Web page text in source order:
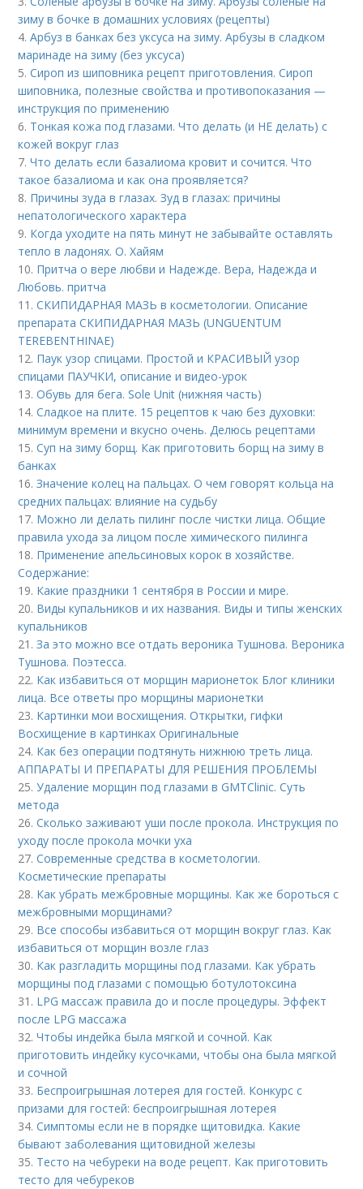
зиму в бочке в домашних условиях (рецепты)
4.Арбуз в банках без уксуса на зиму. Арбузы в сладком
маринаде на зиму (без уксуса)
5.Сироп из шиповника рецепт приготовления. Сироп
шиповника, полезные свойства и противопоказания —
инструкция по применению
6. Тонкая кожа под глазами. Что делать (и НЕ делать) с
кожей вокруг глаз
7.Что делать если базалиома кровит и сочится. Что
такое базалиома и как она проявляется?
8. Причины зуда в глазах. Зуд в глазах: причины
непатологического характера
9. Когда уходите на пять минут не забывайте оставлять
тепло в ладонях. О. Хайям
10. Притча о вере любви и Надежде. Вера, Надежда и
Любовь. притча
11.СКИПИДАРНАЯ МАЗЬ в косметологии. Описание
препарата СКИПИДАРНАЯ МАЗЬ (UNGUENTUM
TEREBENTHINAE)
12. Паук узор спицами. Простой и КРАСИВЫЙ узор
спицами ПАУЧКИ, описание и видео-урок
13.Обувь для бега. Sole Unit (нижняя часть)
14.Сладкое на плите. 15 рецептов к чаю без духовки:
минимум времени и вкусно очень. Делюсь рецептами
15.Суп на зиму борщ. Как приготовить борщ на зиму в
банках
16.Значение колец на пальцах. О чем говорят кольца на
средних пальцах: влияние на судьбу
17. Можно ли делать пилинг после чистки лица. Общие
правила ухода за лицом после химического пилинга
18. Применение апельсиновых корок в хозяйстве.
Содержание:
19. Какие праздники 1 сентября в России и мире.
20. Виды купальников и их названия. Виды и типы женских
купальников
21.За это можно все отдать вероника Тушнова. Вероника
Тушнова. Поэтесса.
22. Как избавиться от морщин марионеток Блог клиники
лица. Все ответы про морщины марионетки
23. Картинки мои восхищения. Открытки, гифки
Восхищение в картинках Оригинальные
24. Как без операции подтянуть нижнюю треть лица.
АППАРАТЫ И ПРЕПАРАТЫ ДЛЯ РЕШЕНИЯ ПРОБЛЕМЫ
25.Удаление морщин под глазами в GMTClinic. Суть
метода
26.Сколько заживают уши после прокола. Инструкция по
уходу после прокола мочки уха
27.Современные средства в косметологии.
Косметические препараты
28. Как убрать межбровные морщины. Как же бороться с
межбровными морщинами?
29. Все способы избавиться от морщин вокруг глаз. Как
избавиться от морщин возле глаз
30. Как разгладить морщины под глазами. Как убрать
морщины под глазами с помощью ботулотоксина
31. LPG массаж правила до и после процедуры. Эффект
после LPG массажа
32.Чтобы индейка была мягкой и сочной. Как
приготовить индейку кусочками, чтобы она была мягкой
и сочной
33. Беспроигрышная лотерея для гостей. Конкурс с
призами для гостей: беспроигрышная лотерея
34.Симптомы если не в порядке щитовидка. Какие
бывают заболевания щитовидной железы
35. Тесто на чебуреки на воде рецепт. Как приготовить
тесто для чебуреков